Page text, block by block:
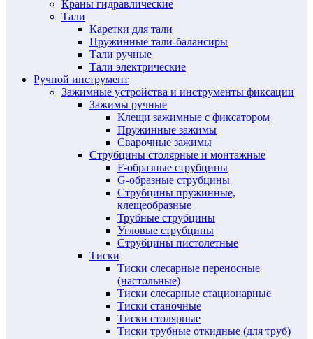
Краны гидравлические
Тали
Каретки для тали
Пружинные тали-балансиры
Тали ручные
Тали электрические
Ручной инструмент
Зажимные устройства и инструменты фиксации
Зажимы ручные
Клещи зажимные с фиксатором
Пружинные зажимы
Сварочные зажимы
Струбцины столярные и монтажные
F-образные струбцины
G-образные струбцины
Струбцины пружинные,
клещеобразные
Трубные струбцины
Угловые струбцины
Струбцины пистолетные
Тиски
Тиски слесарные переносные
(настольные)
Тиски слесарные стационарные
Тиски станочные
Тиски столярные
Тиски трубные откидные (для труб)